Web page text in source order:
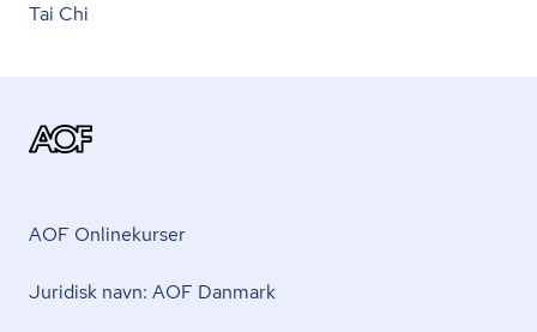
Tai Chi
AOF Onlinekurser
Juridisk navn: AOF Danmark